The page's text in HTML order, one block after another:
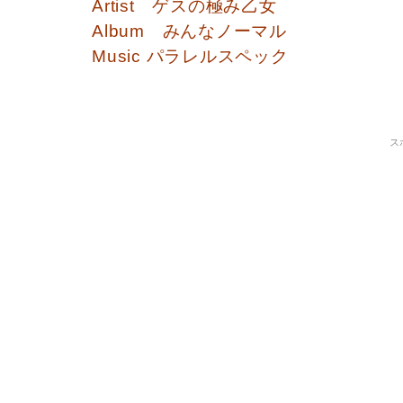
Artist ゲスの極み乙女
Album みんなノーマル
Music パラレルスペック
ス